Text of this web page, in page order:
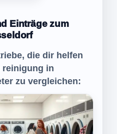
Einträge zum
die dir helfen
reinigung in
zu vergleichen: